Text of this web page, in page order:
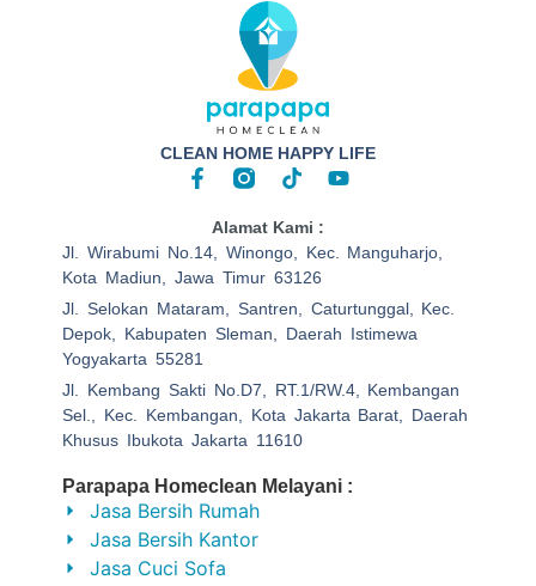
CLEAN HOME HAPPY LIFE
Alamat Kami :
Jl. Wirabumi No.14, Winongo, Kec. Manguharjo,
Kota Madiun, Jawa Timur 63126
Jl. Selokan Mataram, Santren, Caturtunggal, Kec.
Depok, Kabupaten Sleman, Daerah Istimewa
Yogyakarta 55281
Jl. Kembang Sakti No.D7, RT.1/RW.4, Kembangan
Sel., Kec. Kembangan, Kota Jakarta Barat, Daerah
Khusus Ibukota Jakarta 11610
Parapapa Homeclean Melayani :
Jasa Bersih Rumah
Jasa Bersih Kantor
Jasa Cuci Sofa